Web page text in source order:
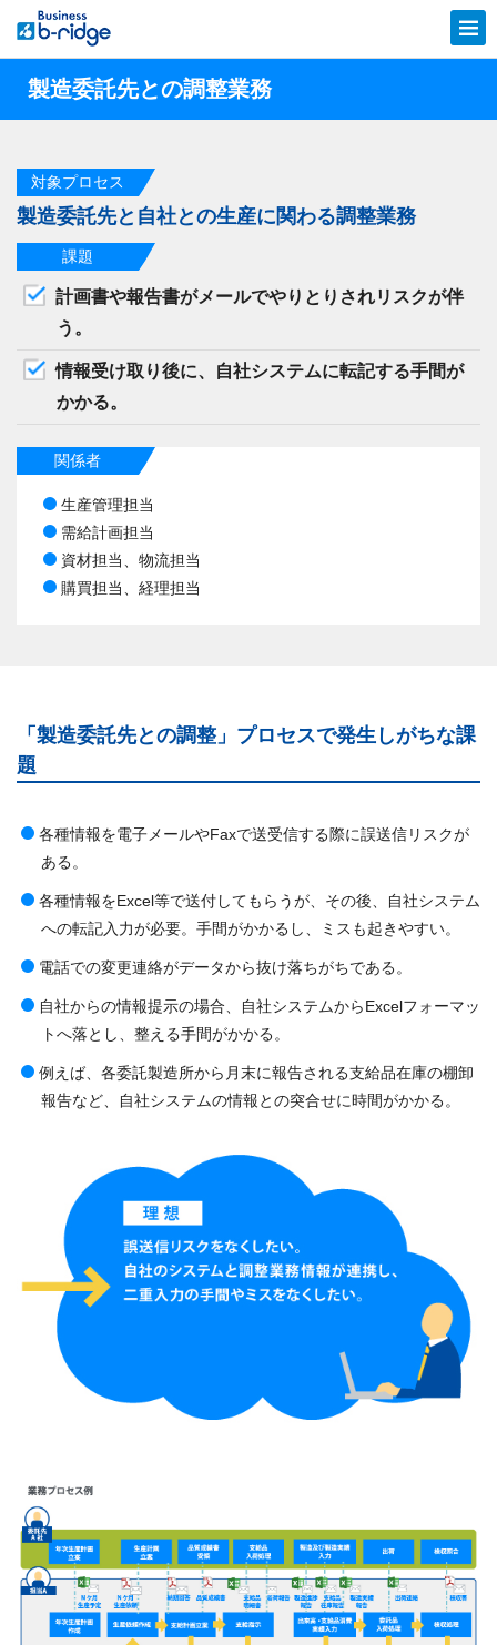
製造委託先との調整業務
対象プロセス
製造委託先と自社との生産に関わる調整業務
課題
計画書や報告書がメールでやりとりされリスクが伴
う。
情報受け取り後に、自社システムに転記する手間が
かかる。
関係者
生産管理担当
需給計画担当
資材担当、物流担当
購買担当、経理担当
「製造委託先との調整」プロセスで発生しがちな課
題
各種情報を電子メールやFaxで送受信する際に誤送信リスクが
ある。
各種情報をExcel等で送付してもらうが、その後、自社システム
への転記入力が必要。手間がかかるし、ミスも起きやすい。
電話での変更連絡がデータから抜け落ちがちである。
自社からの情報提示の場合、自社システムからExcelフォーマッ
トへ落とし、整える手間がかかる。
例えば、各委託製造所から月末に報告される支給品在庫の棚卸
報告など、自社システムの情報との突合せに時間がかかる。